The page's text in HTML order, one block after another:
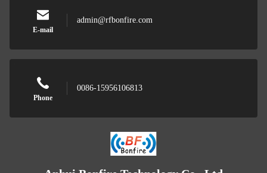
E-mail
admin@rfbonfire.com
Phone
0086-15956106813